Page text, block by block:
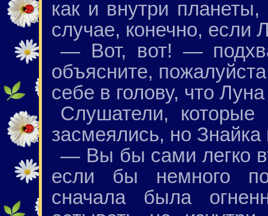
как и внутри
случае, конечно, если
— Вот, вот! —
объясните,
себе в голову, что
Слушатели,
засмеялись, но
— Вы бы сами легко
если бы немного
сначала была